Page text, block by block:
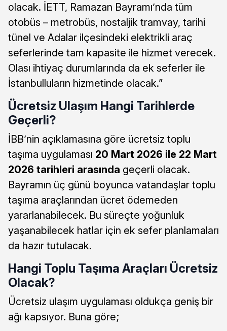
olacak. İETT, Ramazan Bayramı’nda tüm
otobüs – metrobüs, nostaljik tramvay, tarihi
tünel ve Adalar ilçesindeki elektrikli araç
seferlerinde tam kapasite ile hizmet verecek.
Olası ihtiyaç durumlarında da ek seferler ile
İstanbulluların hizmetinde olacak.”
Ücretsiz Ulaşım Hangi Tarihlerde
Geçerli?
İBB’nin açıklamasına göre ücretsiz toplu
taşıma uygulaması 20 Mart 2026 ile 22 Mart
2026 tarihleri arasında geçerli olacak.
Bayramın üç günü boyunca vatandaşlar toplu
taşıma araçlarından ücret ödemeden
yararlanabilecek. Bu süreçte yoğunluk
yaşanabilecek hatlar için ek sefer planlamaları
da hazır tutulacak.
Hangi Toplu Taşıma Araçları Ücretsiz
Olacak?
Ücretsiz ulaşım uygulaması oldukça geniş bir
ağı kapsıyor. Buna göre;